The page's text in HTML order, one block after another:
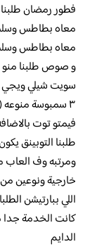
سويت شيلي
٣ سمبوسة
فيمتو توت
طلبنا التوبينق
ومرتبه وف العاب
خارجية ونوعين
كانت الخدمة
الدايم